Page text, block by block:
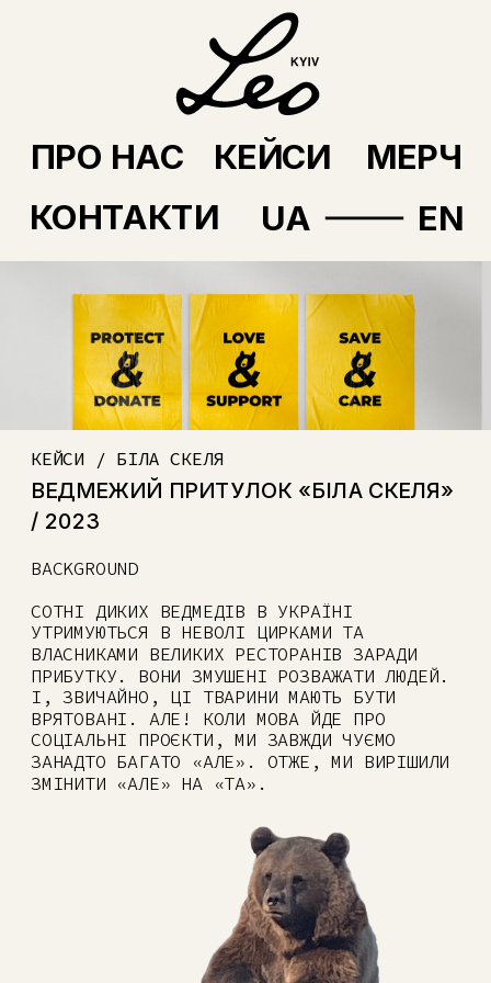
ПРО НАС МЕРЧ
КЕЙСИ
КОНТАКТИ EN
UA
КЕЙСИ / БІЛА СКЕЛЯ
ВЕДМЕЖИЙ ПРИТУЛОК «БІЛА СКЕЛЯ»
/ 2023
BACKGROUND
СОТНІ ДИКИХ ВЕДМЕДІВ В УКРАЇНІ
УТРИМУЮТЬСЯ В НЕВОЛІ ЦИРКАМИ ТА
ВЛАСНИКАМИ ВЕЛИКИХ РЕСТОРАНІВ ЗАРАДИ
ПРИБУТКУ. ВОНИ ЗМУШЕНІ РОЗВАЖАТИ ЛЮДЕЙ.
І, ЗВИЧАЙНО, ЦІ ТВАРИНИ МАЮТЬ БУТИ
ВРЯТОВАНІ. АЛЕ! КОЛИ МОВА ЙДЕ ПРО
СОЦІАЛЬНІ ПРОЄКТИ, МИ ЗАВЖДИ ЧУЄМО
ЗАНАДТО БАГАТО «АЛЕ». ОТЖЕ, МИ ВИРІШИЛИ
ЗМІНИТИ «АЛЕ» НА «ТА».